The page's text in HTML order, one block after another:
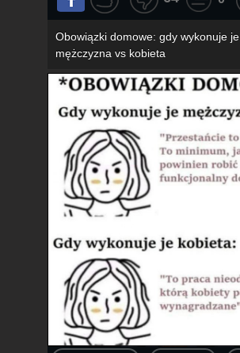
Obowiązki domowe: gdy wykonuje je
mężczyzna vs kobieta